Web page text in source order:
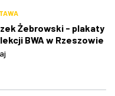
Żebrowski - plakaty
BWA w Rzeszowie